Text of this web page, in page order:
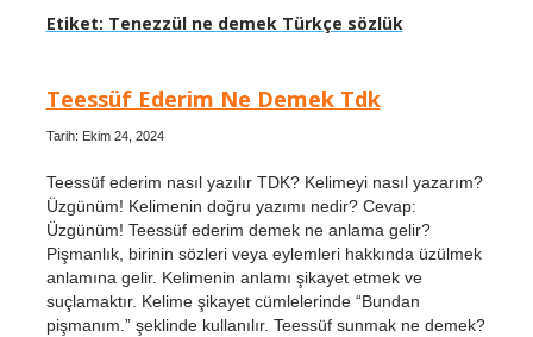
Etiket: Tenezzül ne demek Türkçe sözlük
Teessüf Ederim Ne Demek Tdk
Tarih: Ekim 24, 2024
Teessüf ederim nasıl yazılır TDK? Kelimeyi nasıl yazarım?
Üzgünüm! Kelimenin doğru yazımı nedir? Cevap:
Üzgünüm! Teessüf ederim demek ne anlama gelir?
Pişmanlık, birinin sözleri veya eylemleri hakkında üzülmek
anlamına gelir. Kelimenin anlamı şikayet etmek ve
suçlamaktır. Kelime şikayet cümlelerinde “Bundan
pişmanım.” şeklinde kullanılır. Teessüf sunmak ne demek?